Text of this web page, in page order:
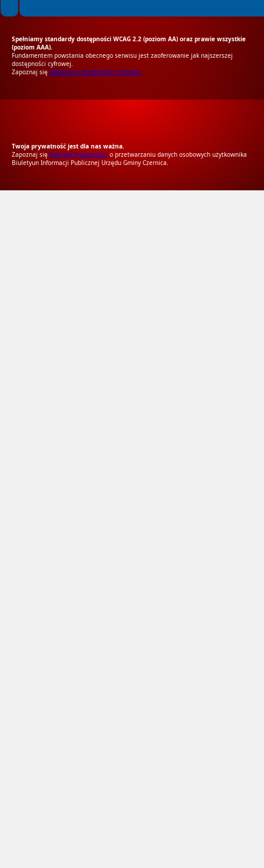
Spełniamy standardy dostępności WCAG 2.2 (poziom AA) oraz prawie wszystkie
(poziom AAA).
Fundamentem powstania obecnego serwisu jest zaoferowanie jak najszerszej
dostępności cyfrowej.
Zapoznaj się Deklaracją dostępności cyfrowej.
Twoja prywatność jest dla nas ważna.
Zapoznaj się Polityką Prywatności o przetwarzaniu danych osobowych użytkownika
Biuletyun Informacji Publicznej Urzędu Gminy Czernica.